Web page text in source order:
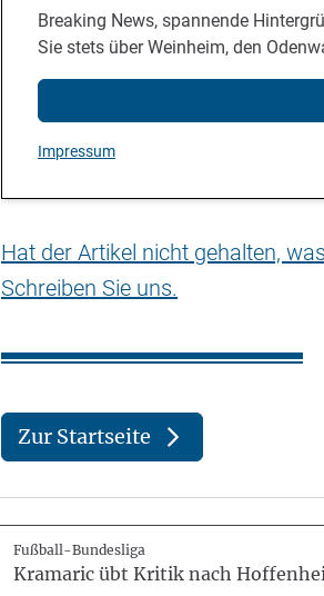
Breaking News, spannende
Sie stets über Weinheim, den
Impressum
Hat der Artikel nicht gehalten,
Schreiben Sie uns.
Zur Startseite
Fußball-Bundesliga
Kramaric übt Kritik nach